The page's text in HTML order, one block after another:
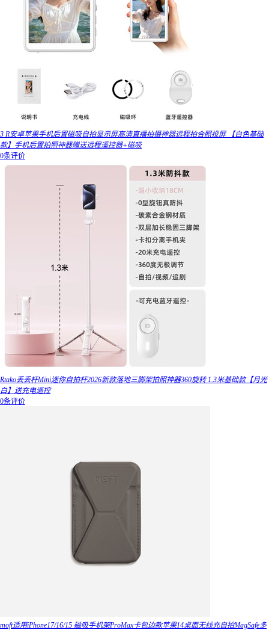
3 R安卓苹果手机后置磁吸自拍显示屏高清直播拍摄神器远程拍合照投屏 【白色基础
款】手机后置拍照神器赠送远程遥控器+磁吸
0条评价
Rtako丢丢杆Mini迷你自拍杆2026新款落地三脚架拍照神器360旋转 1.3米基础款【月光
白】送充电遥控
0条评价
moft适用iPhone17/16/15 磁吸手机架ProMax卡包边款苹果14桌面无线充自拍MagSafe多